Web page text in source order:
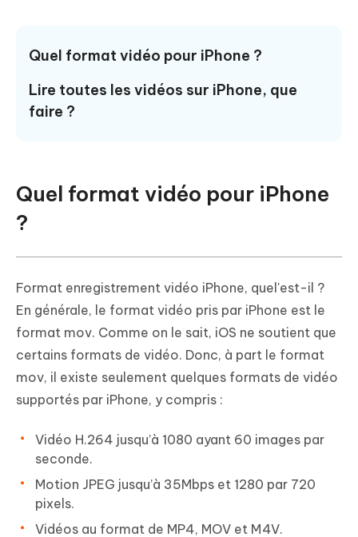
Quel format vidéo pour iPhone ?
Lire toutes les vidéos sur iPhone, que
faire ?
Quel format vidéo pour iPhone
?
Format enregistrement vidéo iPhone, quel'est-il ?
En générale, le format vidéo pris par iPhone est le
format mov. Comme on le sait, iOS ne soutient que
certains formats de vidéo. Donc, à part le format
mov, il existe seulement quelques formats de vidéo
supportés par iPhone, y compris :
Vidéo H.264 jusqu’à 1080 ayant 60 images par
seconde.
Motion JPEG jusqu’à 35Mbps et 1280 par 720
pixels.
Vidéos au format de MP4, MOV et M4V.